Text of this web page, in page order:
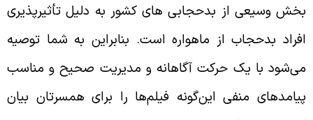
وسیعی از بدحجابی های کشور به دلیل تأثیرپذیری
بدحجاب از ماهواره است. بنابراین به شما توصیه
با یک حرکت آگاهانه و مدیریت صحیح و مناسب
منفی این‌گونه فیلم‌ها را برای همسرتان بیان